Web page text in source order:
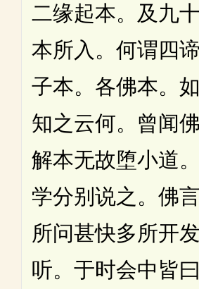
二缘起本。及九
本所入。何谓四
子本。各佛本。如
知之云何。曾闻
解本无故堕小道
学分别说之。佛
所问甚快多所开
听。于时会中皆曰